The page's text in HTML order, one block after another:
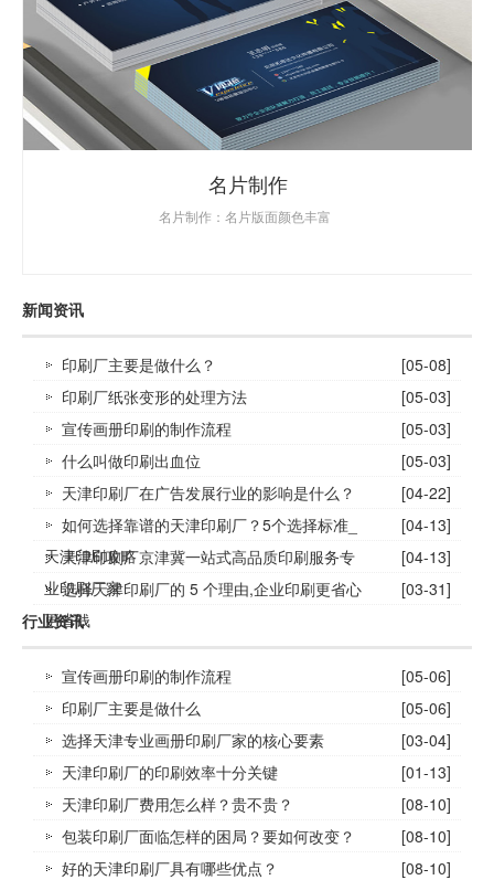
名片制作
名片制作：名片版面颜色丰富
新闻资讯
印刷厂主要是做什么？
[05-08]
印刷厂纸张变形的处理方法
[05-03]
宣传画册印刷的制作流程
[05-03]
什么叫做印刷出血位
[05-03]
天津印刷厂在广告发展行业的影响是什么？
[04-22]
如何选择靠谱的天津印刷厂？5个选择标准_
天津印刷攻略
[04-13]
天津印刷厂京津冀一站式高品质印刷服务专
业印刷厂家
[04-13]
选择天津印刷厂的 5 个理由,企业印刷更省心
更省钱
[03-31]
行业资讯
宣传画册印刷的制作流程
[05-06]
印刷厂主要是做什么
[05-06]
选择天津专业画册印刷厂家的核心要素
[03-04]
天津印刷厂的印刷效率十分关键
[01-13]
天津印刷厂费用怎么样？贵不贵？
[08-10]
包装印刷厂面临怎样的困局？要如何改变？
[08-10]
好的天津印刷厂具有哪些优点？
[08-10]